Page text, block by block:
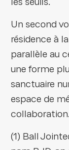
les seuils.
Un second
résidence à la
parallèle au
une forme
sanctuaire
espace de
collaboration.
(1) Ball